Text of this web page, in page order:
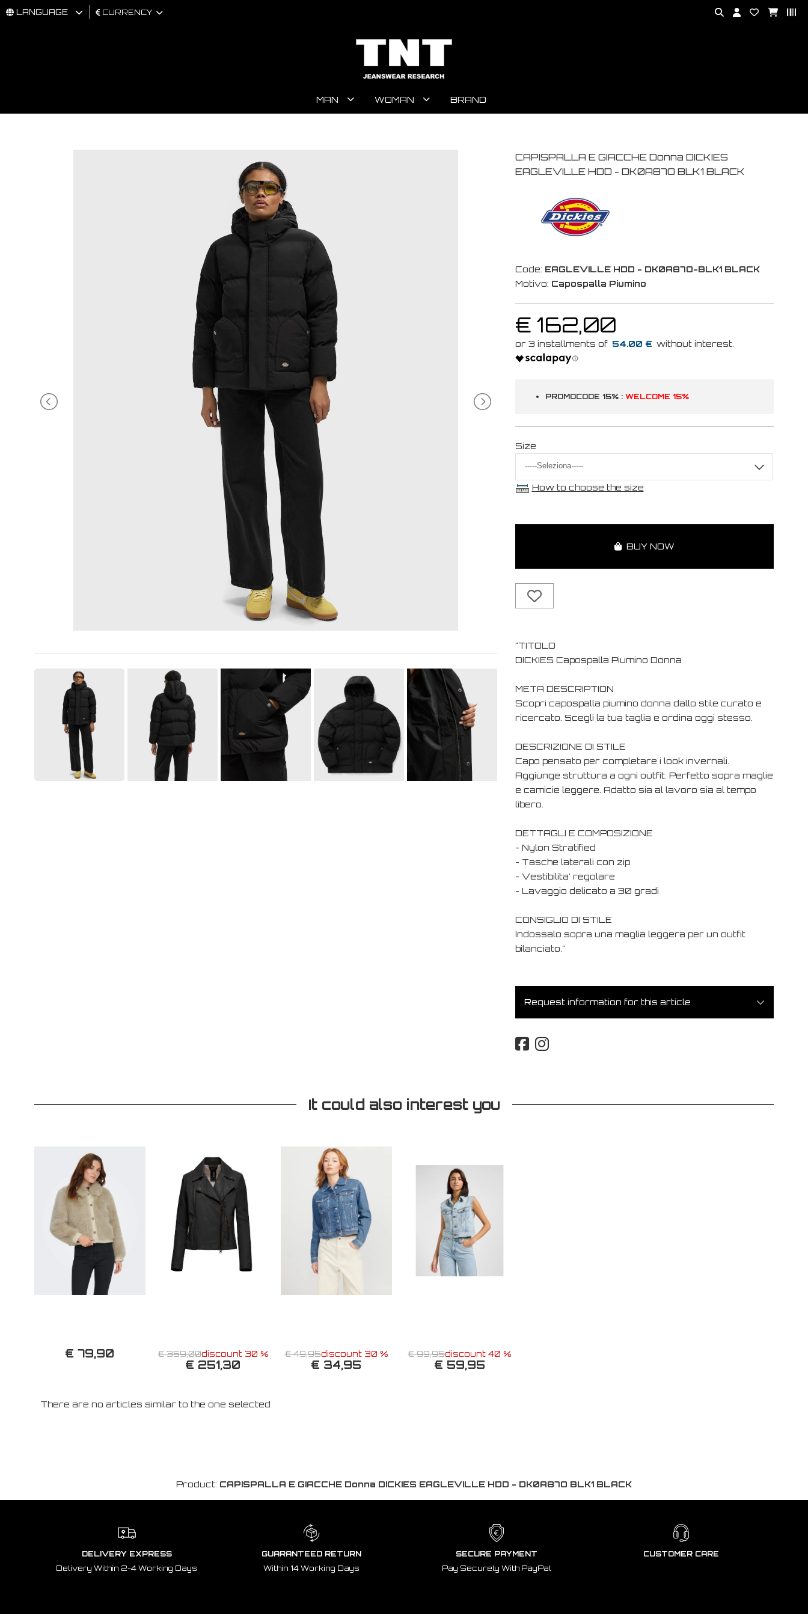
LANGUAGE CURRENCY
MAN WOMAN BRAND
CAPISPALLA E GIACCHE Donna DICKIES
EAGLEVILLE HDD - DK0A87O BLK1 BLACK
Code: EAGLEVILLE HDD - DK0A87O-BLK1 BLACK
Motivo: Capospalla Piumino
€ 162,00
54.00 €
PROMOCODE 15% : WELCOME 15%
Size
How to choose the size
BUY NOW
"TITOLO
DICKIES Capospalla Piumino Donna
META DESCRIPTION
Scopri capospalla piumino donna dallo stile curato e
ricercato. Scegli la tua taglia e ordina oggi stesso.
DESCRIZIONE DI STILE
Capo pensato per completare i look invernali.
Aggiunge struttura a ogni outfit. Perfetto sopra maglie
e camicie leggere. Adatto sia al lavoro sia al tempo
libero.
DETTAGLI E COMPOSIZIONE
- Nylon Stratified
- Tasche laterali con zip
- Vestibilita' regolare
- Lavaggio delicato a 30 gradi
CONSIGLIO DI STILE
Indossalo sopra una maglia leggera per un outfit
bilanciato."
Request information for this article
It could also interest you
€ 79,90 € 359,00discount 30 %
€ 251,30
€ 49,95discount 30 %
€ 34,95
€ 99,95discount 40 %
€ 59,95
There are no articles similar to the one selected
Product: CAPISPALLA E GIACCHE Donna DICKIES EAGLEVILLE HDD - DK0A87O BLK1 BLACK
DELIVERY EXPRESS
Delivery Within 2-4 Working Days
GUARANTEED RETURN
Within 14 Working Days
SECURE PAYMENT
Pay Securely With PayPal
CUSTOMER CARE